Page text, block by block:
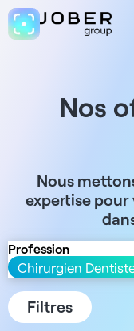
Nos
Nous
expertise
Profession
Chirurgien
Filtres